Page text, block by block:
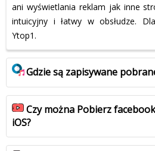
ani wyświetlania reklam jak inne
intuicyjny i łatwy w obsłudze.
Ytop1.
Gdzie są zapisywane
Czy można Pobierz
iOS?